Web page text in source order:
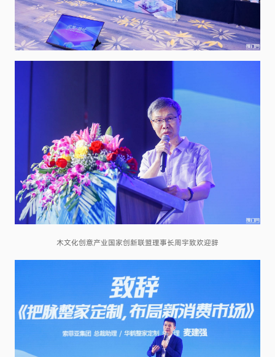
木文化创意产业国家创新联盟理事长周宇致欢迎辞